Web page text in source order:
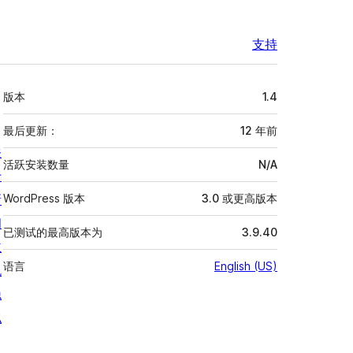
支持
额
外
信
息
版本 1.4
最后更新： 12 年前
活跃安装数量 N/A
WordPress 版本 3.0 或更高版本
已测试的最高版本为 3.9.40
语言 English (US)